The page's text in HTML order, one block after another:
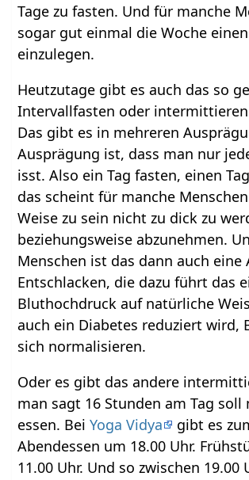
Tage zu fasten. Und für manche
sogar gut einmal die Woche
einzulegen.
Heutzutage gibt es auch das so
Intervallfasten oder
Das gibt es in mehreren
Ausprägung ist, dass man nur
isst. Also ein Tag fasten, einen
das scheint für manche
Weise zu sein nicht zu dick zu
beziehungsweise abzunehmen.
Menschen ist das dann auch eine
Entschlacken, die dazu führt das
Bluthochdruck auf natürliche
auch ein Diabetes reduziert wird,
sich normalisieren.
Oder es gibt das andere
man sagt 16 Stunden am Tag soll
essen. BeiYoga Vidya
gibt es
Abendessen um 18.00 Uhr.
11.00 Uhr. Und so zwischen 19.00